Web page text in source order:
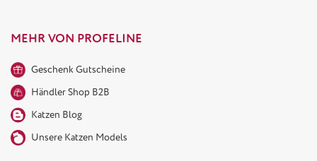
MEHR VON PROFELINE
Geschenk Gutscheine
Händler Shop B2B
Katzen Blog
Unsere Katzen Models